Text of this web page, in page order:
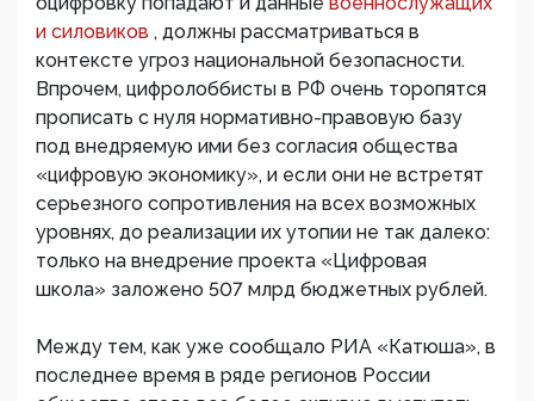
и силовиков , должны рассматриваться в
контексте угроз национальной безопасности.
Впрочем, цифролоббисты в РФ очень торопятся
прописать с нуля нормативно-правовую базу
под внедряемую ими без согласия общества
«цифровую экономику», и если они не встретят
серьезного сопротивления на всех возможных
уровнях, до реализации их утопии не так далеко:
только на внедрение проекта «Цифровая
школа» заложено 507 млрд бюджетных рублей.
Между тем, как уже сообщало РИА «Катюша», в
последнее время в ряде регионов России